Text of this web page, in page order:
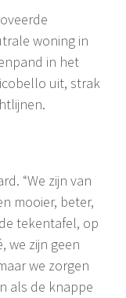
woning in
in het
uit, strak
“We zijn van
mooier, beter,
tekentafel, op
we zijn geen
we zorgen
als de knappe